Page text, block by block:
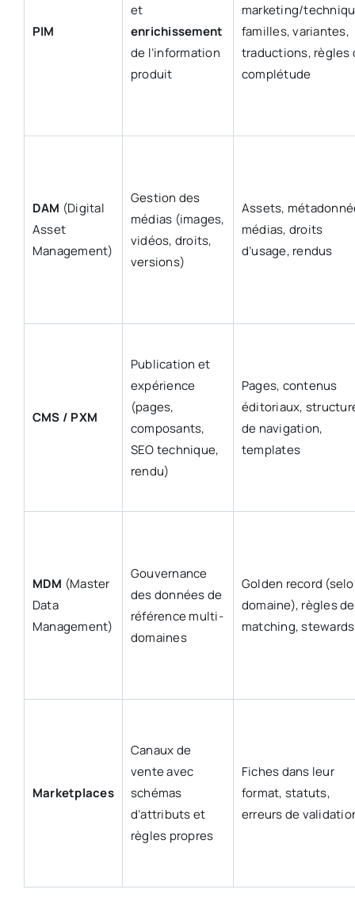
PIM
et
enrichissement
de l’information
produit
marketing/
familles, variantes,
traductions, règles
complétude
DAM (Digital
Asset
Management)
Gestion des
médias (images,
vidéos, droits,
versions)
Assets,
médias, droits
d’usage, rendus
CMS / PXM
Publication et
expérience
(pages,
composants,
SEO technique,
rendu)
Pages, contenus
éditoriaux,
de navigation,
templates
MDM (Master
Data
Management)
Gouvernance
des données de
référence multi-
domaines
Golden record
domaine), règles de
matching,
Marketplaces
Canaux de
vente avec
schémas
d’attributs et
règles propres
Fiches dans leur
format, statuts,
erreurs de